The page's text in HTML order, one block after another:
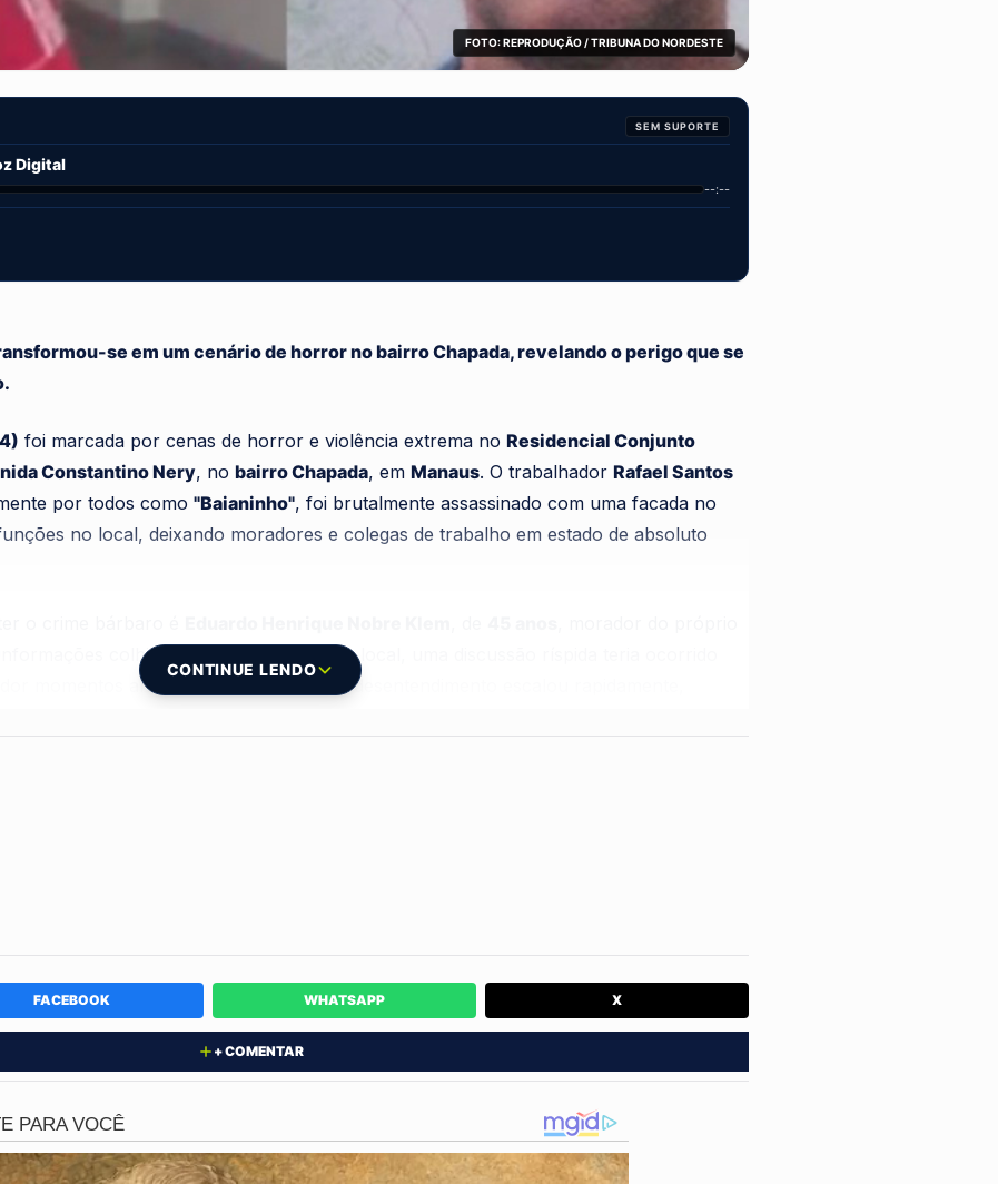
FOTO: REPRODUÇÃO / TRIBUNA DO NORDESTE
SEM SUPORTE
Digital
--:--
se em um cenário de horror no bairro Chapada, revelando o perigo que se
foi marcada por cenas de horror e violência extrema no Residencial Conjunto
Constantino Nery, no bairro Chapada, em Manaus. O trabalhador Rafael Santos
por todos como "Baianinho", foi brutalmente assassinado com uma facada no
no local, deixando moradores e colegas de trabalho em estado de absoluto
colhidas por testemunhas no local, uma discussão ríspida teria ocorrido
momentos antes da agressão fatal. O desentendimento escalou rapidamente,
residentes doConjunto Tocantinsrevelam que o comportamento deEduardo
uma bomba-relógio pela vizinhança. O morador era conhecido por seu
se envolvido em diversos conflitos internos, com registros de ocorrências
sua conduta agressiva e desestabilizada. A tragédia destaquarta-feiraparece ser o
que agora termina em luto para a família de
varreduras minuciosas na área de mata para onde o suspeito escapou, mas, até o
CONTINUE LENDO
FACEBOOK WHATSAPP X
+ COMENTAR